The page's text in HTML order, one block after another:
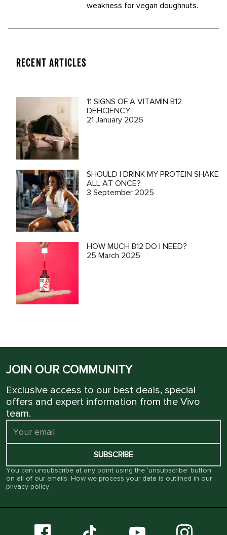
weakness for vegan doughnuts.
RECENT ARTICLES
11 SIGNS OF A VITAMIN B12
DEFICIENCY
21 January 2026
SHOULD I DRINK MY PROTEIN SHAKE
ALL AT ONCE?
3 September 2025
HOW MUCH B12 DO I NEED?
25 March 2025
JOIN OUR COMMUNITY
Exclusive access to our best deals, special
offers and expert information from the Vivo
team.
SUBSCRIBE
You can unsubscribe at any point using the ‘unsubscribe’ button
on all of our emails. How we process your data is outlined in our
privacy policy.